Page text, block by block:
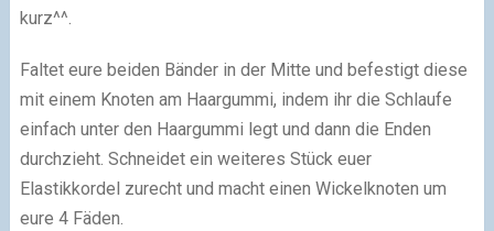
kurz^^.
Faltet eure beiden Bänder in der Mitte und befestigt diese
mit einem Knoten am Haargummi, indem ihr die Schlaufe
einfach unter den Haargummi legt und dann die Enden
durchzieht. Schneidet ein weiteres Stück euer
Elastikkordel zurecht und macht einen Wickelknoten um
eure 4 Fäden.